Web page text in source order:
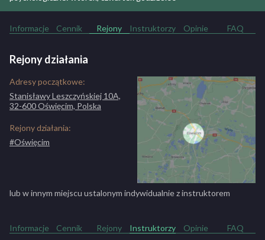
Kurs kat. D po C
Informacje Cennik Rejony Instruktorzy Opinie FAQ
Rejony działania
Adresy początkowe:
Stanisławy Leszczyńskiej 10A,
32-600 Oświęcim, Polska
Rejony działania:
#Oświęcim
lub w innym miejscu ustalonym indywidualnie z instruktorem
Informacje Cennik Rejony Instruktorzy Opinie FAQ